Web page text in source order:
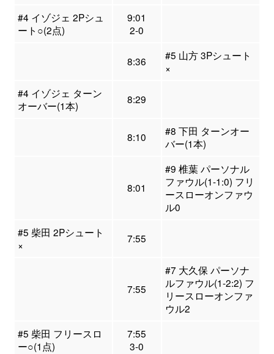
#4 イゾジェ 2Pシュ
ート○(2点)
9:01
2-0
8:36
#5 山方 3Pシュート
×
#4 イゾジェ ターン
オーバー(1本)
8:29
8:10
#8 下田 ターンオー
バー(1本)
8:01
#9 椎葉 パーソナル
ファウル(1-1:0) フリ
ースローオンファウ
ル0
#5 柴田 2Pシュート
×
7:55
7:55
#7 大久保 パーソナ
ルファウル(1-2:2) フ
リースローオンファ
ウル2
#5 柴田 フリースロ
ー○(1点)
7:55
3-0